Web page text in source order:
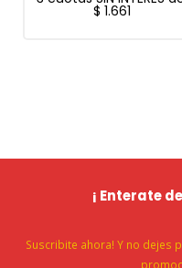
$ 1.661
¡ Enterate
Suscribite ahora! Y no dejes